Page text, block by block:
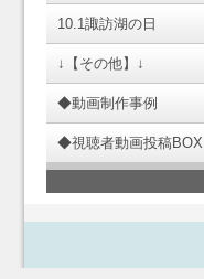
10.1諏訪湖の日
↓【その他】↓
◆動画制作事例
◆視聴者動画投稿BOX